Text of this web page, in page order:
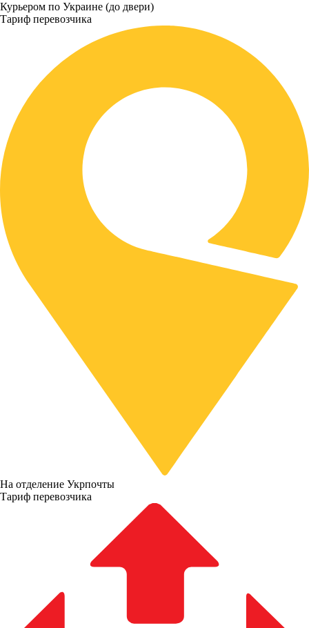
Курьером по Украине (до двери)
Тариф перевозчика
На отделение Укрпочты
Тариф перевозчика